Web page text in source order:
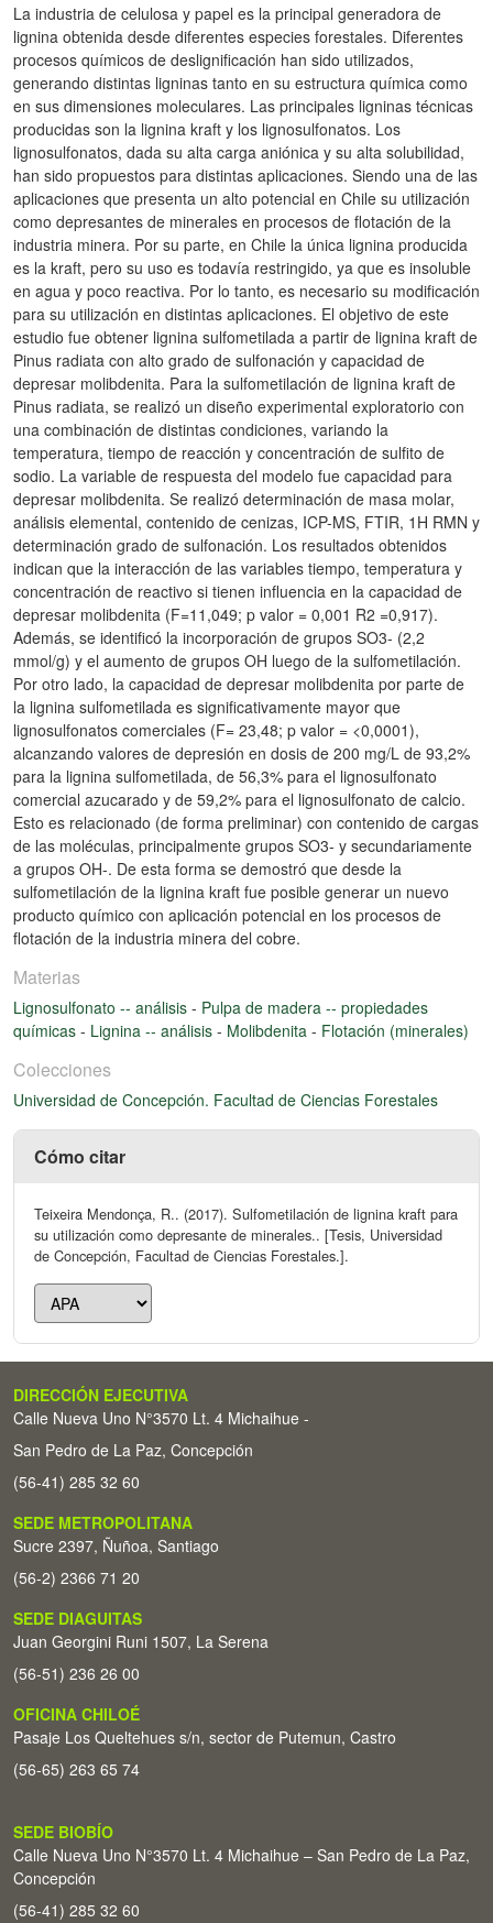
La industria de celulosa y papel es la principal generadora de
lignina obtenida desde diferentes especies forestales. Diferentes
procesos químicos de deslignificación han sido utilizados,
generando distintas ligninas tanto en su estructura química como
en sus dimensiones moleculares. Las principales ligninas técnicas
producidas son la lignina kraft y los lignosulfonatos. Los
lignosulfonatos, dada su alta carga aniónica y su alta solubilidad,
han sido propuestos para distintas aplicaciones. Siendo una de las
aplicaciones que presenta un alto potencial en Chile su utilización
como depresantes de minerales en procesos de flotación de la
industria minera. Por su parte, en Chile la única lignina producida
es la kraft, pero su uso es todavía restringido, ya que es insoluble
en agua y poco reactiva. Por lo tanto, es necesario su modificación
para su utilización en distintas aplicaciones. El objetivo de este
estudio fue obtener lignina sulfometilada a partir de lignina kraft de
Pinus radiata con alto grado de sulfonación y capacidad de
depresar molibdenita. Para la sulfometilación de lignina kraft de
Pinus radiata, se realizó un diseño experimental exploratorio con
una combinación de distintas condiciones, variando la
temperatura, tiempo de reacción y concentración de sulfito de
sodio. La variable de respuesta del modelo fue capacidad para
depresar molibdenita. Se realizó determinación de masa molar,
análisis elemental, contenido de cenizas, ICP-MS, FTIR, 1H RMN y
determinación grado de sulfonación. Los resultados obtenidos
indican que la interacción de las variables tiempo, temperatura y
concentración de reactivo si tienen influencia en la capacidad de
depresar molibdenita (F=11,049; p valor = 0,001 R2 =0,917).
Además, se identificó la incorporación de grupos SO3- (2,2
mmol/g) y el aumento de grupos OH luego de la sulfometilación.
Por otro lado, la capacidad de depresar molibdenita por parte de
la lignina sulfometilada es significativamente mayor que
lignosulfonatos comerciales (F= 23,48; p valor = <0,0001),
alcanzando valores de depresión en dosis de 200 mg/L de 93,2%
para la lignina sulfometilada, de 56,3% para el lignosulfonato
comercial azucarado y de 59,2% para el lignosulfonato de calcio.
Esto es relacionado (de forma preliminar) con contenido de cargas
de las moléculas, principalmente grupos SO3- y secundariamente
a grupos OH-. De esta forma se demostró que desde la
sulfometilación de la lignina kraft fue posible generar un nuevo
producto químico con aplicación potencial en los procesos de
flotación de la industria minera del cobre.
Materias
Lignosulfonato -- análisis - Pulpa de madera -- propiedades
químicas - Lignina -- análisis - Molibdenita - Flotación (minerales)
Colecciones
Universidad de Concepción. Facultad de Ciencias Forestales
Cómo citar
Teixeira Mendonça, R.. (2017). Sulfometilación de lignina kraft para
su utilización como depresante de minerales.. [Tesis, Universidad
de Concepción, Facultad de Ciencias Forestales.].
DIRECCIÓN EJECUTIVA
Calle Nueva Uno N°3570 Lt. 4 Michaihue -
San Pedro de La Paz, Concepción
(56-41) 285 32 60
SEDE METROPOLITANA
Sucre 2397, Ñuñoa, Santiago
(56-2) 2366 71 20
SEDE DIAGUITAS
Juan Georgini Runi 1507, La Serena
(56-51) 236 26 00
OFICINA CHILOÉ
Pasaje Los Queltehues s/n, sector de Putemun, Castro
(56-65) 263 65 74
SEDE BIOBÍO
Calle Nueva Uno N°3570 Lt. 4 Michaihue – San Pedro de La Paz,
Concepción
(56-41) 285 32 60